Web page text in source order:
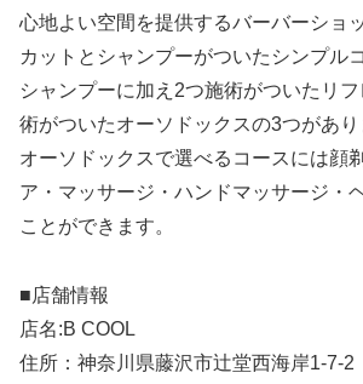
心地よい空間を提供するバーバーショ
カットとシャンプーがついたシンプル
シャンプーに加え2つ施術がついたリ
術がついたオーソドックスの3つがあ
オーソドックスで選べるコースには顔
ア・マッサージ・ハンドマッサージ・
ことができます。
■店舗情報
店名:B COOL
住所：神奈川県藤沢市辻堂西海岸1-7-2